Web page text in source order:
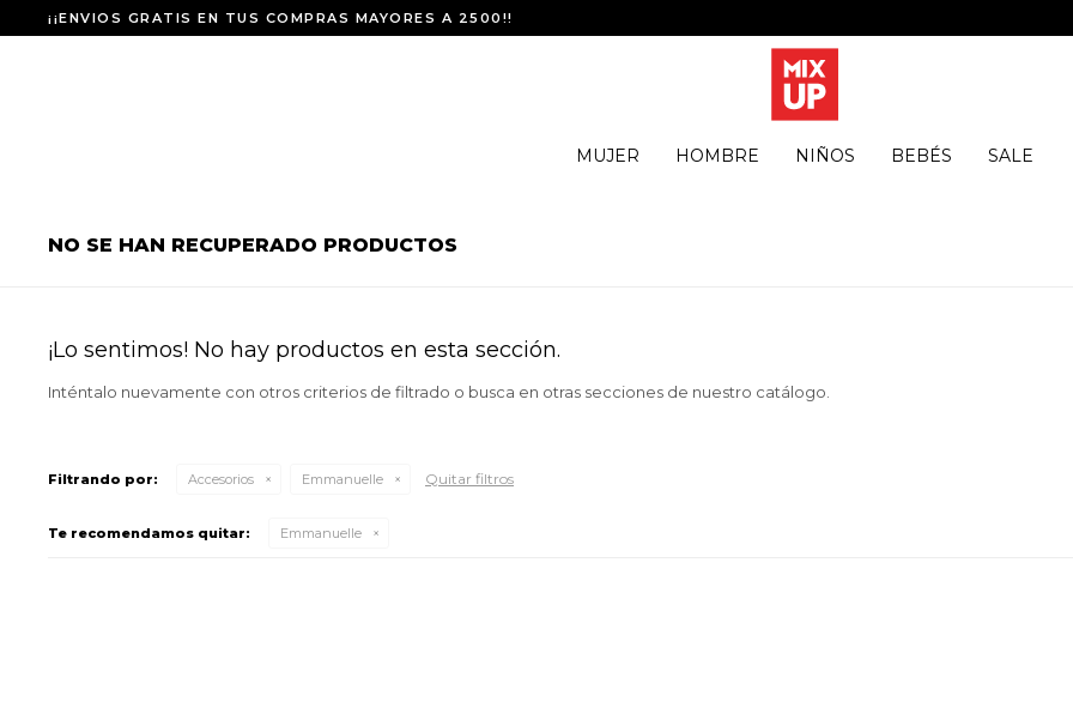
MUJER HOMBRE NIÑOS BEBÉS SALE
¡¡ENVIOS GRATIS EN TUS COMPRAS MAYORES A 2500!!
NO SE HAN RECUPERADO PRODUCTOS
¡Lo sentimos! No hay productos en esta sección.
Inténtalo nuevamente con otros criterios de filtrado o busca en otras secciones de nuestro catálogo.
Filtrando por: Accesorios Emmanuelle Quitar filtros
Te recomendamos quitar: Emmanuelle